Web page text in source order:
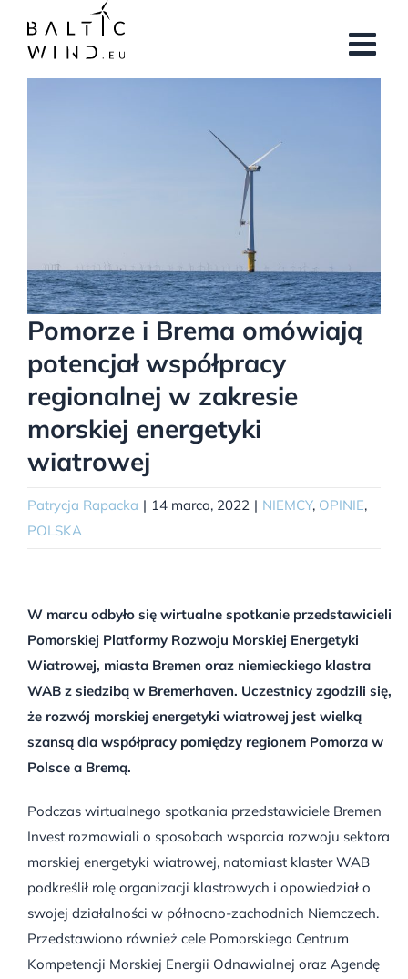
zawartości
Pomorze i Brema omówiają
potencjał współpracy
regionalnej w zakresie
morskiej energetyki
wiatrowej
Patrycja Rapacka | 14 marca, 2022 | NIEMCY, OPINIE,
POLSKA
W marcu odbyło się wirtualne spotkanie przedstawicieli
Pomorskiej Platformy Rozwoju Morskiej Energetyki
Wiatrowej, miasta Bremen oraz niemieckiego klastra
WAB z siedzibą w Bremerhaven. Uczestnicy zgodzili się,
że rozwój morskiej energetyki wiatrowej jest wielką
szansą dla współpracy pomiędzy regionem Pomorza w
Polsce a Bremą.
Podczas wirtualnego spotkania przedstawiciele Bremen
Invest rozmawiali o sposobach wsparcia rozwoju sektora
morskiej energetyki wiatrowej, natomiast klaster WAB
podkreślił rolę organizacji klastrowych i opowiedział o
swojej działalności w północno-zachodnich Niemczech.
Przedstawiono również cele Pomorskiego Centrum
Kompetencji Morskiej Energii Odnawialnej oraz Agendę